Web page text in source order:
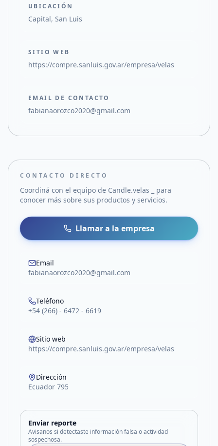
UBICACIÓN
Capital, San Luis
SITIO WEB
https://compre.sanluis.gov.ar/empresa/velas
EMAIL DE CONTACTO
fabianaorozco2020@gmail.com
CONTACTO DIRECTO
Coordiná con el equipo de Candle.velas _
para
conocer más sobre sus productos y servicios.
Llamar a la empresa
Email
fabianaorozco2020@gmail.com
Teléfono
+54 (266) - 6472 - 6619
Sitio web
https://compre.sanluis.gov.ar/empresa/velas
Dirección
Ecuador 795
Enviar reporte
Avisanos si detectaste información falsa o actividad
sospechosa.